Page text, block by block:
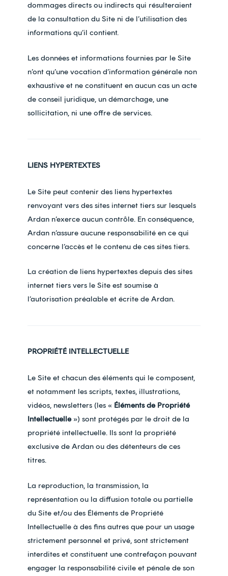
dommages directs ou indirects qui résulteraient
de la consultation du Site ni de l’utilisation des
informations qu’il contient.
Les données et informations fournies par le Site
n’ont qu’une vocation d’information générale non
exhaustive et ne constituent en aucun cas un acte
de conseil juridique, un démarchage, une
sollicitation, ni une offre de services.
LIENS HYPERTEXTES
Le Site peut contenir des liens hypertextes
renvoyant vers des sites internet tiers sur lesquels
Ardan n’exerce aucun contrôle. En conséquence,
Ardan n’assure aucune responsabilité en ce qui
concerne l’accès et le contenu de ces sites tiers.
La création de liens hypertextes depuis des sites
internet tiers vers le Site est soumise à
l’autorisation préalable et écrite de Ardan.
PROPRIÉTÉ INTELLECTUELLE
Le Site et chacun des éléments qui le composent,
et notamment les scripts, textes, illustrations,
vidéos, newsletters (les « Éléments de Propriété
Intellectuelle») sont protégés par le droit de la
propriété intellectuelle. Ils sont la propriété
exclusive de Ardan ou des détenteurs de ces
titres.
La reproduction, la transmission, la
représentation ou la diffusion totale ou partielle
du Site et/ou des Éléments de Propriété
Intellectuelle à des fins autres que pour un usage
strictement personnel et privé, sont strictement
interdites et constituent une contrefaçon pouvant
engager la responsabilité civile et pénale de son